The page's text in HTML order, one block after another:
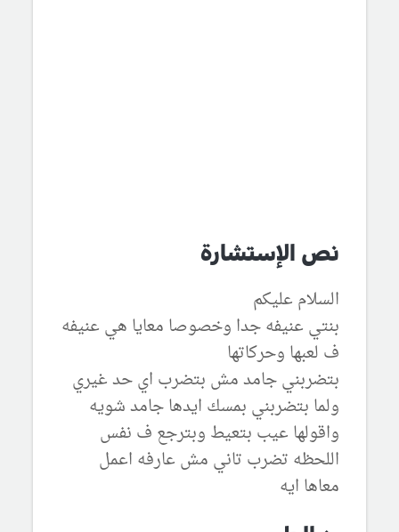
نص الإستشارة
السلام عليكم
بنتي عنيفه جدا وخصوصا معايا هي عنيفه
ف لعبها وحركاتها
بتضربني جامد مش بتضرب اي حد غيري
ولما بتضربني بمسك ايدها جامد شويه
واقولها عيب بتعيط وبترجع ف نفس
اللحظه تضرب تاني مش عارفه اعمل
معاها ايه